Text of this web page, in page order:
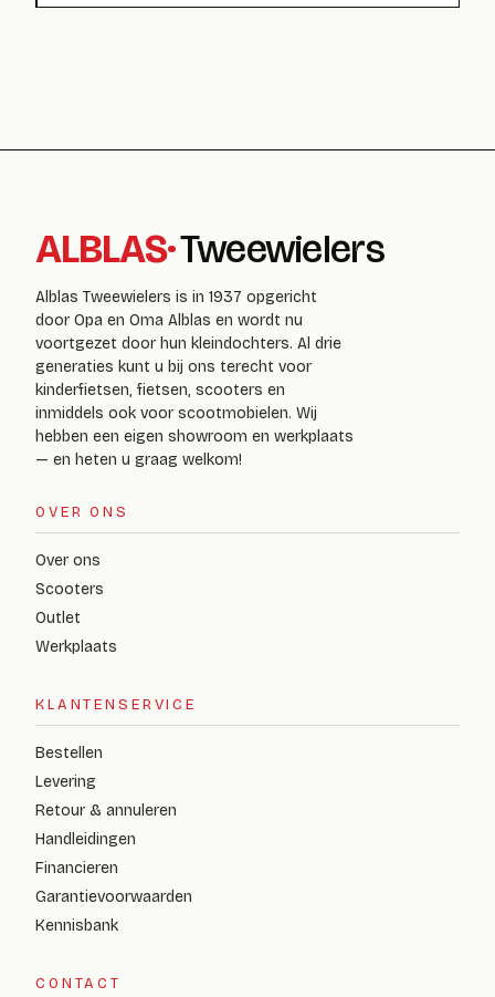
ALBLAS·Tweewielers
Alblas Tweewielers is in 1937 opgericht
door Opa en Oma Alblas en wordt nu
voortgezet door hun kleindochters. Al drie
generaties kunt u bij ons terecht voor
kinderfietsen, fietsen, scooters en
inmiddels ook voor scootmobielen. Wij
hebben een eigen showroom en werkplaats
— en heten u graag welkom!
OVER ONS
Over ons
Scooters
Outlet
Werkplaats
KLANTENSERVICE
Bestellen
Levering
Retour & annuleren
Handleidingen
Financieren
Garantievoorwaarden
Kennisbank
CONTACT